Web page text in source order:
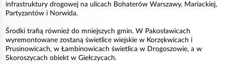
infrastruktury drogowej na ulicach Bohaterów Warszawy, Mariackiej,
Partyzantów i Norwida.
Środki trafią również do mniejszych gmin. W Pakosławicach
wyremontowane zostaną świetlice wiejskie w Korzękwicach i
Prusinowicach, w Łambinowicach świetlica w Drogoszowie, a w
Skoroszycach obiekt w Giełczycach.